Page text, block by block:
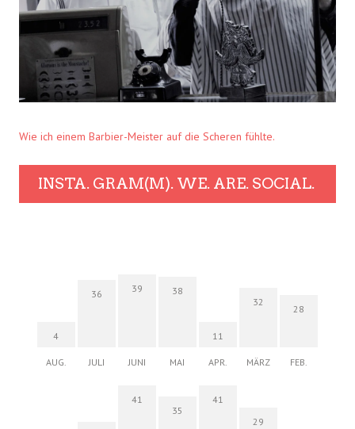
Wie ich einem Barbier-Meister auf die Scheren fühlte.
INSTA. GRAM(M). WE. ARE. SOCIAL.
4
AUG.
36
JULI
39
JUNI
38
MAI
11
APR.
32
MÄRZ
28
FEB.
41
35
41
29